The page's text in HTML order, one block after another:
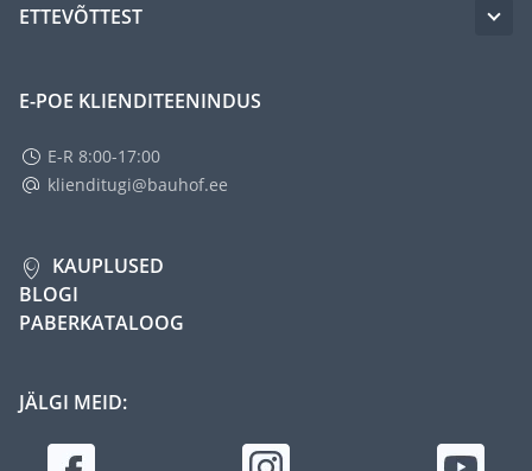
ETTEVÕTTEST
E-POE KLIENDITEENINDUS
E-R 8:00-17:00
klienditugi@bauhof.ee
KAUPLUSED
BLOGI
PABERKATALOOG
JÄLGI MEID: